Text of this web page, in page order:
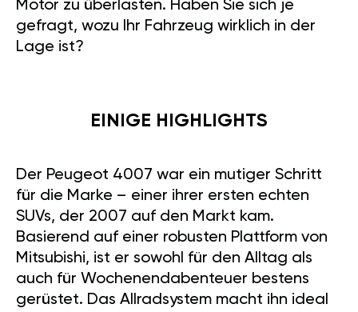
Motor zu überlasten. Haben Sie sich je
gefragt, wozu Ihr Fahrzeug wirklich in der
Lage ist?
EINIGE HIGHLIGHTS
Der Peugeot 4007 war ein mutiger Schritt
für die Marke – einer ihrer ersten echten
SUVs, der 2007 auf den Markt kam.
Basierend auf einer robusten Plattform von
Mitsubishi, ist er sowohl für den Alltag als
auch für Wochenendabenteuer bestens
gerüstet. Das Allradsystem macht ihn ideal